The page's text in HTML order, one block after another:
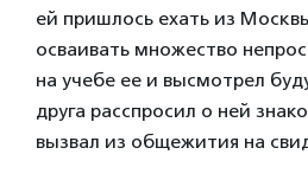
ей пришлось ехать из
осваивать множество
на учебе ее и высмотрел
друга расспросил о ней
вызвал из общежития на